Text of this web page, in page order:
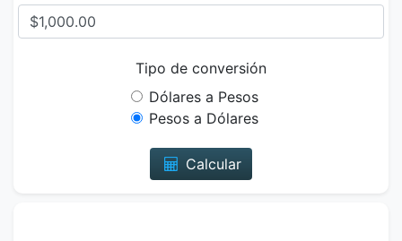
Tipo de conversión
Dólares a Pesos
Pesos a Dólares
Calcular